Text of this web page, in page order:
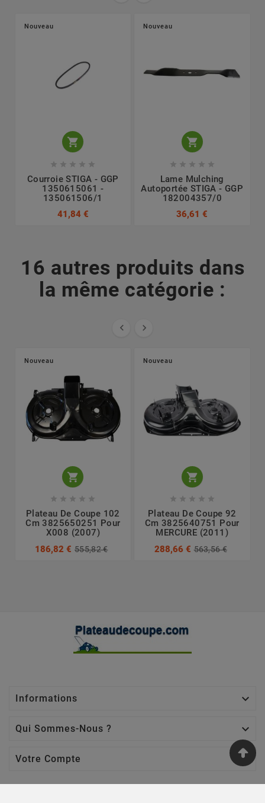
Nouveau

    
Courroie STIGA - GGP
1350615061 -
135061506/1
41,84 €
Nouveau

    
Lame Mulching
Autoportée STIGA - GGP
182004357/0
36,61 €
16 autres produits dans
la même catégorie :
 
Nouveau

    
Plateau De Coupe 102
Cm 3825650251 Pour
X008 (2007)
186,82 € 555,82 €
Nouveau

    
Plateau De Coupe 92
Cm 3825640751 Pour
MERCURE (2011)
288,66 € 563,56 €
Informations 
Qui Sommes-Nous ? 
Votre Compte 